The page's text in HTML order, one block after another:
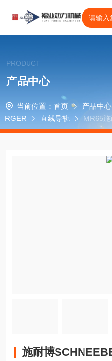
PRODUCT
产品中心
当前位置： 首页 产品中心
RGER
直线导轨
MR65
密重载是重型镗床
施耐博